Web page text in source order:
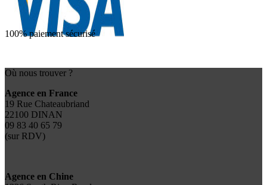
100% paiement sécurisé
Où nous trouver ?
Agence en France
19 Rue Chateaubriand
22100 DINAN
09 83 40 65 79
(sur RDV)
Agence en Chine